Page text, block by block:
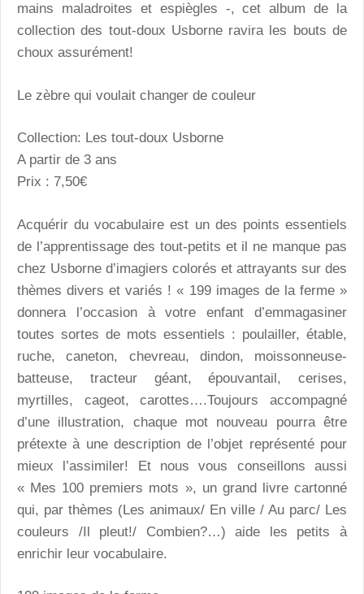
mains maladroites et espiègles -, cet album de la
collection des tout-doux Usborne ravira les bouts de
choux assurément!
Le zèbre qui voulait changer de couleur
Collection: Les tout-doux Usborne
A partir de 3 ans
Prix : 7,50€
Acquérir du vocabulaire est un des points essentiels
de l’apprentissage des tout-petits et il ne manque pas
chez Usborne d’imagiers colorés et attrayants sur des
thèmes divers et variés ! « 199 images de la ferme »
donnera l’occasion à votre enfant d’emmagasiner
toutes sortes de mots essentiels : poulailler, étable,
ruche, caneton, chevreau, dindon, moissonneuse-
batteuse, tracteur géant, épouvantail, cerises,
myrtilles, cageot, carottes….Toujours accompagné
d’une illustration, chaque mot nouveau pourra être
prétexte à une description de l’objet représenté pour
mieux l’assimiler! Et nous vous conseillons aussi
« Mes 100 premiers mots », un grand livre cartonné
qui, par thèmes (Les animaux/ En ville / Au parc/ Les
couleurs /Il pleut!/ Combien?…) aide les petits à
enrichir leur vocabulaire.